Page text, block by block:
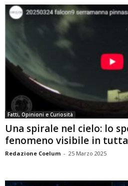
Fatti, Opinioni e Curiosità
Una spirale nel cielo: lo
fenomeno visibile in
Redazione Coelum - 25 Marzo 2025